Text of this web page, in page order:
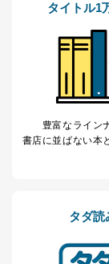
人情報
当社カス
Aサービ
パートナ
により当
定期購読
タイトル1
豊富なライン
書店に並ばない本
タダ読